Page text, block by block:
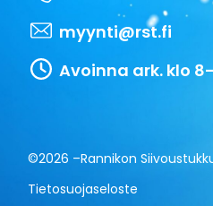
myynti@rst.fi
Avoinna ark. klo
©2026 –Rannikon
Tietosuojaseloste